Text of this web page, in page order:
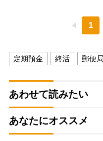
1
定期預金 終活 郵便局
あわせて読みたい
あなたにオススメ